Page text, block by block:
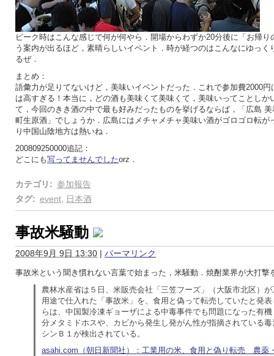
ピーク時はこんな感じで何が何やら．開場からわずか20分後に「お帰り
う案内が出るほど，素晴らしいイベント．時が経つのはこんなにゆっく
るぜ．
まとめ：
語彙力が足りてないけど，美味いイベントだった．これで参加費2000円
は高すぎる！本当に，どの酒も美味くて美味くて，美味いってことしか
て，今回のきき酒の中で最も好みだったものを挙げるならば，「広島
町生原酒」でしょうか．広島にはメチャメチャ美味い酒がゴロゴロ転が
り中国山陰地方は熱いね．
200809250000追記：
どこにも写ってませんでしたorz．
カテゴリ : 参加報告
タグ: event, 日本酒
事故米騒動
2008年9月 9日 13:30 | パーマリンク
事故米という聞き慣れない言葉で始まった，米騒動．焼酎業界が大打撃
農林水産省は５日、米販売会社「三笠フーズ」（大阪市北区）
用途で仕入れた「事故米」を、食用と偽って転売していたと発
らは、中国製冷凍ギョーザによる中毒事件でも問題になった有
分メタミドホスや、カビから発生し発がん性が指摘されている
シンＢ１が検出されている。
asahi.com（朝日新聞社）：工業用の米、食用と偽り転売 農薬